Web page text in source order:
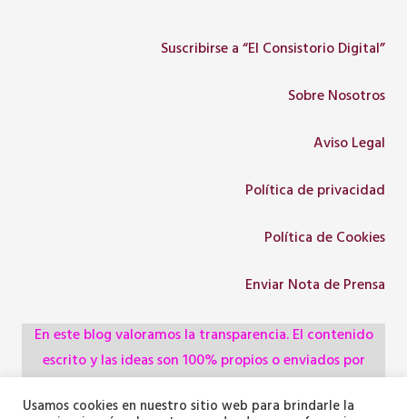
Suscribirse a “El Consistorio Digital”
Sobre Nosotros
Aviso Legal
Política de privacidad
Política de Cookies
Enviar Nota de Prensa
En este blog valoramos la transparencia. El contenido
escrito y las ideas son 100% propios o enviados por
administraciones, pero utilizamos herramientas de
Usamos cookies en nuestro sitio web para brindarle la